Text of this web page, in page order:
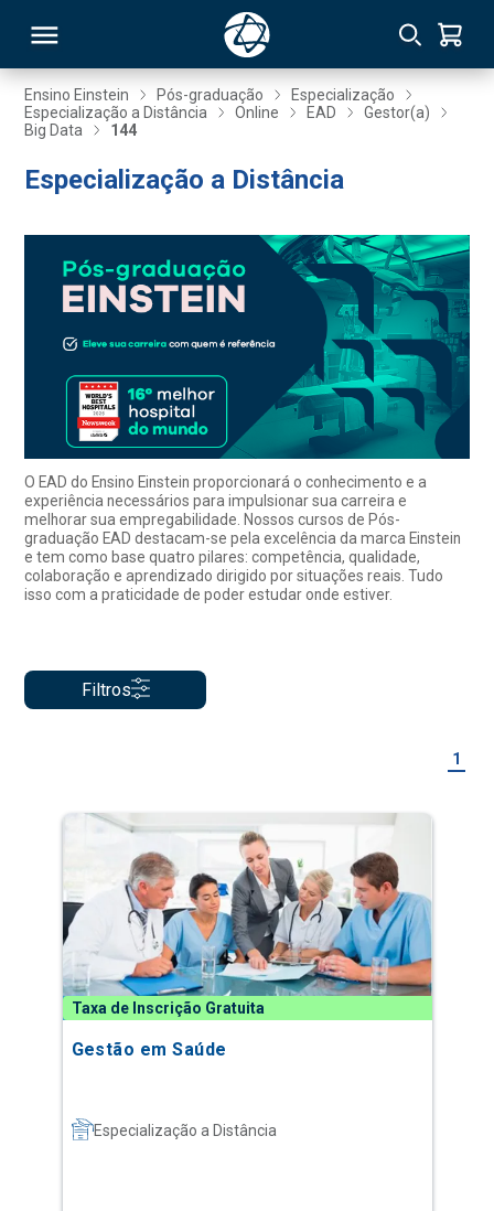
Ensino Einstein Pós-graduação
Especialização
Especialização a Distância
Online EAD
Gestor(a)
Big Data
144
Especialização a Distância
O EAD do Ensino Einstein proporcionará o conhecimento e a
experiência necessários para impulsionar sua carreira e
melhorar sua empregabilidade. Nossos cursos de Pós-
graduação EAD destacam-se pela excelência da marca Einstein
e tem como base quatro pilares: competência, qualidade,
colaboração e aprendizado dirigido por situações reais. Tudo
isso com a praticidade de poder estudar onde estiver.
Filtros
1
Taxa de Inscrição Gratuita
Gestão em Saúde
Especialização a Distância